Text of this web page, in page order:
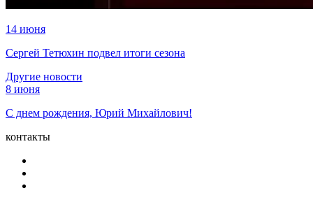
14 июня
Сергей Тетюхин подвел итоги сезона
Другие новости
8 июня
С днем рождения, Юрий Михайлович!
контакты